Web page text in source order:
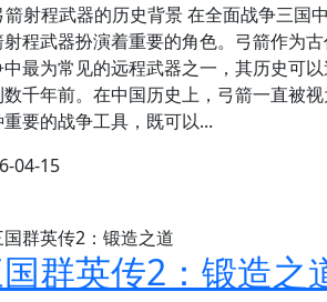
箭射程武器的历史背景 在全面战争三国中
射程武器扮演着重要的角色。弓箭作为
最为常见的远程武器之一，其历史可以
千年前。在中国历史上，弓箭一直被视
要的战争工具，既可以...
04-15
群英传2：锻造之